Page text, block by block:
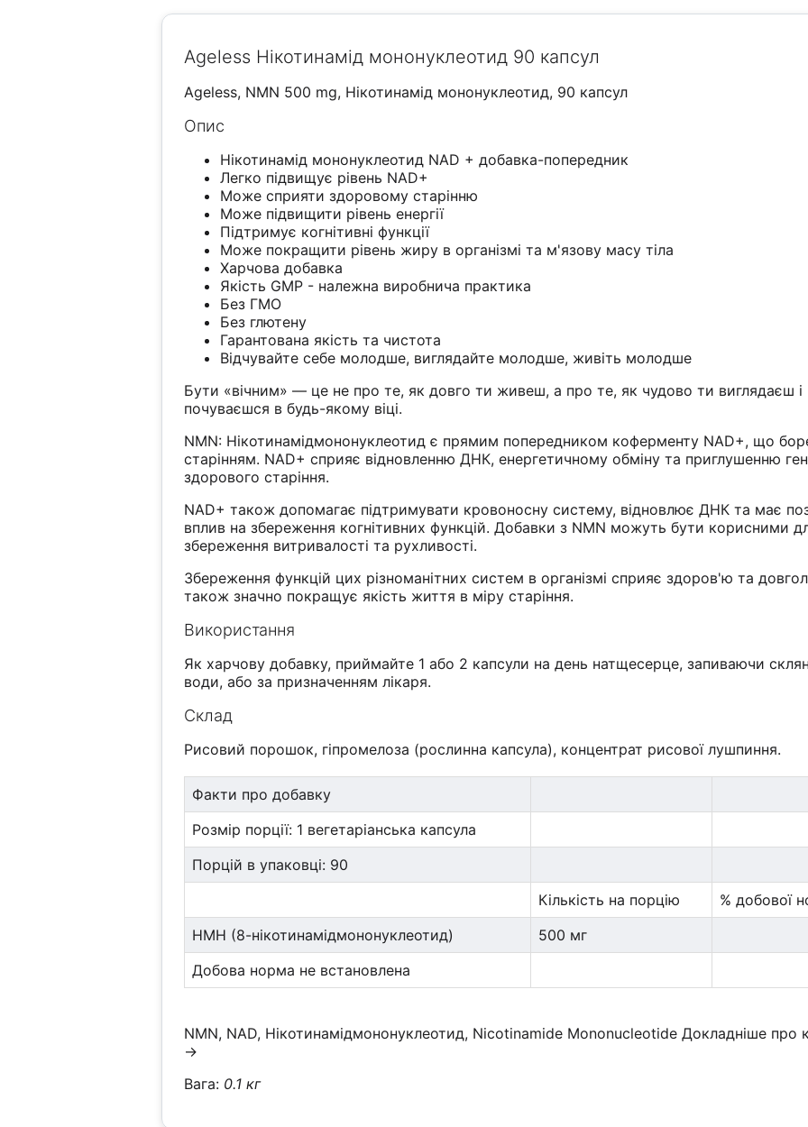
Ageless Нікотинамід мононуклеотид 90 капсул
Ageless, NMN 500 mg, Нікотинамід мононуклеотид, 90 капсул
Опис
Нікотинамід мононуклеотид NAD + добавка-попередник
Легко підвищує рівень NAD+
Може сприяти здоровому старінню
Може підвищити рівень енергії
Підтримує когнітивні функції
Може покращити рівень жиру в організмі та м'язову масу тіла
Харчова добавка
Якість GMP - належна виробнича практика
Без ГМО
Без глютену
Гарантована якість та чистота
Відчувайте себе молодше, виглядайте молодше, живіть молодше
Бути «вічним» — це не про те, як довго ти живеш, а про те, як чудово ти виглядаєш і
почуваєшся в будь-якому віці.
NMN: Нікотинамідмононуклеотид є прямим попередником коферменту NAD+, що
старінням. NAD+ сприяє відновленню ДНК, енергетичному обміну та приглушенню
здорового старіння.
NAD+ також допомагає підтримувати кровоносну систему, відновлює ДНК та має
вплив на збереження когнітивних функцій. Добавки з NMN можуть бути корисними
збереження витривалості та рухливості.
Збереження функцій цих різноманітних систем в організмі сприяє здоров'ю та
також значно покращує якість життя в міру старіння.
Використання
Як харчову добавку, приймайте 1 або 2 капсули на день натщесерце, запиваючи
води, або за призначенням лікаря.
Склад
Рисовий порошок, гіпромелоза (рослинна капсула), концентрат рисової лушпиння.
Факти про добавку
Розмір порції: 1 вегетаріанська капсула
Порцій в упаковці: 90
Кількість на порцію
% добової
НМН (8-нікотинамідмононуклеотид)
500 мг
Добова норма не встановлена
NMN, NAD, Нікотинамідмононуклеотид, Nicotinamide MononucleotideДокладніше про
→
Вага: 0.1 кг